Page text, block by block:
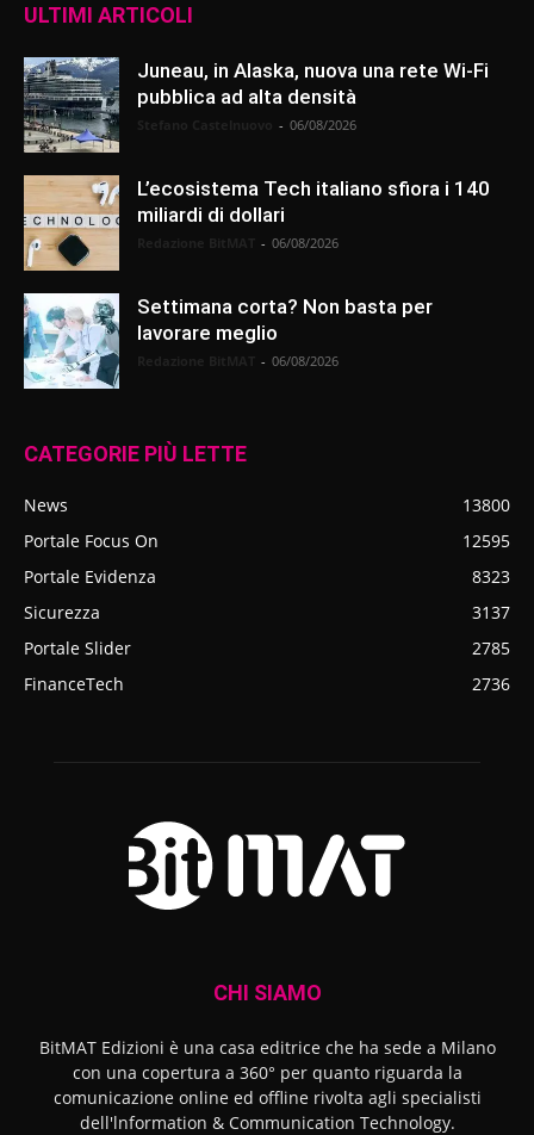
ULTIMI ARTICOLI
Juneau, in Alaska, nuova una rete Wi-Fi
pubblica ad alta densità
- 06/08/2026
L’ecosistema Tech italiano sfiora i 140
miliardi di dollari
- 06/08/2026
Settimana corta? Non basta per
lavorare meglio
- 06/08/2026
CATEGORIE PIÙ LETTE
News
13800
Portale Focus On
12595
Portale Evidenza
8323
Sicurezza
3137
Portale Slider
2785
FinanceTech
2736
CHI SIAMO
BitMAT Edizioni è una casa editrice che ha sede a Milano
con una copertura a 360° per quanto riguarda la
comunicazione online ed offline rivolta agli specialisti
dell'lnformation & Communication Technology.